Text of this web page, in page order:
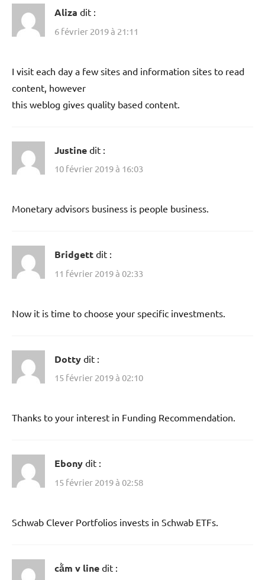
Aliza dit :
6 février 2019 à 21:11
I visit each day a few sites and information sites to read
content, however
this weblog gives quality based content.
Justine dit :
10 février 2019 à 16:03
Monetary advisors business is people business.
Bridgett dit :
11 février 2019 à 02:33
Now it is time to choose your specific investments.
Dotty dit :
15 février 2019 à 02:10
Thanks to your interest in Funding Recommendation.
Ebony dit :
15 février 2019 à 02:58
Schwab Clever Portfolios invests in Schwab ETFs.
cằm v line dit :